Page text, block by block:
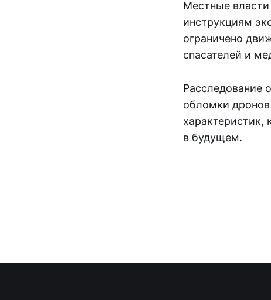
Местные власти
инструкциям
ограничено
спасателей и
Расследование
обломки дронов
в будущем.